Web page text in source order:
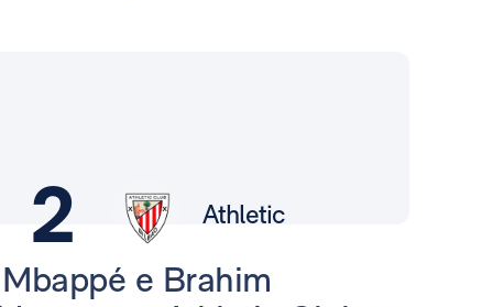
2 Athletic
e Brahim